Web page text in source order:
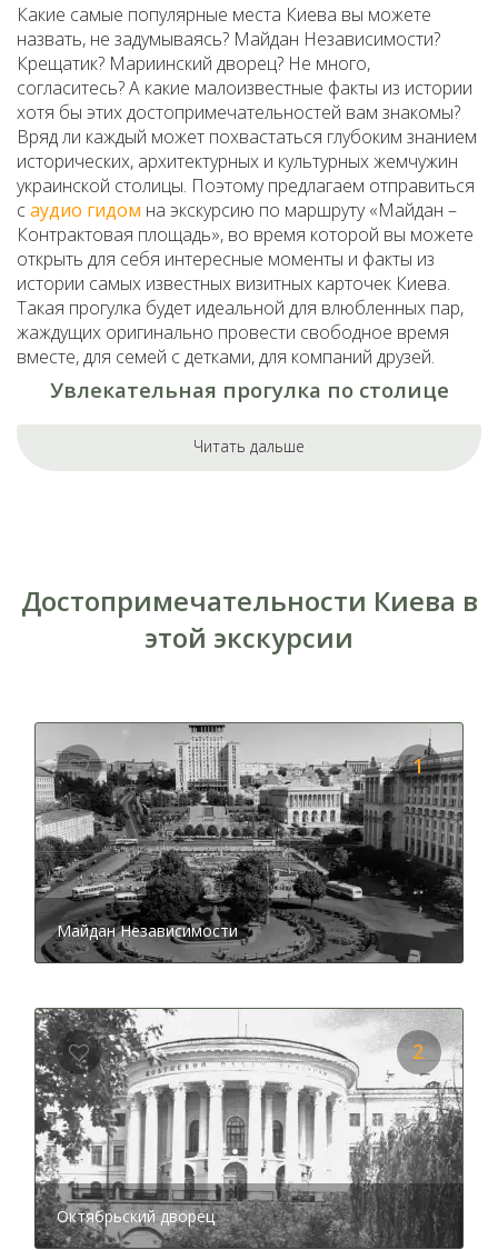
Какие самые популярные места Киева вы можете
назвать, не задумываясь? Майдан Независимости?
Крещатик? Мариинский дворец? Не много,
согласитесь? А какие малоизвестные факты из истории
хотя бы этих достопримечательностей вам знакомы?
Вряд ли каждый может похвастаться глубоким знанием
исторических, архитектурных и культурных жемчужин
украинской столицы. Поэтому предлагаем отправиться
саудио гидом на экскурсию по маршруту «Майдан –
Контрактовая площадь», во время которой вы можете
открыть для себя интересные моменты и факты из
истории самых известных визитных карточек Киева.
Такая прогулка будет идеальной для влюбленных пар,
жаждущих оригинально провести свободное время
вместе, для семей с детками, для компаний друзей.
Увлекательная прогулка по столице
Какой он, идеальный маршрут? Если речь заходит о
упустить из виду Майдан и этот маршрут начинается,
собственно, с самой популярной центральной
площади столицы –Майдана Независимости
пределами страны. Сегодня каждый может насладиться
площадью в том виде, которую она приобрела не так
давно. А вот как она выглядела раньше, что
находилось здесь еще во времена Киевской Руси и
какова была судьба предшественников символа
площади Стелы Независимости, можно узнать из
полной версии аудио рассказа. Бонусом к гиду
являются старые фото, которые помогут не просто
ярче представить, но и визуализировать прошлое,
окунуться в увлекательное путешествие во времени.
Примечательно, что немалое количество печальных
площади и здесь всегда оживленно и весело, особенно
с появлением музыкальных фонтанов.
Следуя далее по маршруту, обязательно стоит уделить
внимание прекрасному зданию с колоннами, название
которого –Октябрьский Дворец. Известно, что
изначально здание проектировалось для института
благородных девиц. Но так вышло, что в период
советской власти стены дворца впитали ужас и страх,
ведь здесь размещался НКВД. Измученное военным
периодом роскошное сооружение перетерпело
Читать дальше
Достопримечательности Киева в
этой экскурсии
Майдан Независимости
1
Октябрьский дворец
2